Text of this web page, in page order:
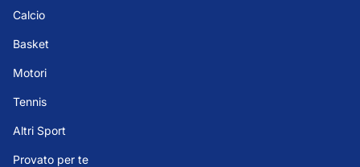
Calcio
Basket
Motori
Tennis
Altri Sport
Provato per te